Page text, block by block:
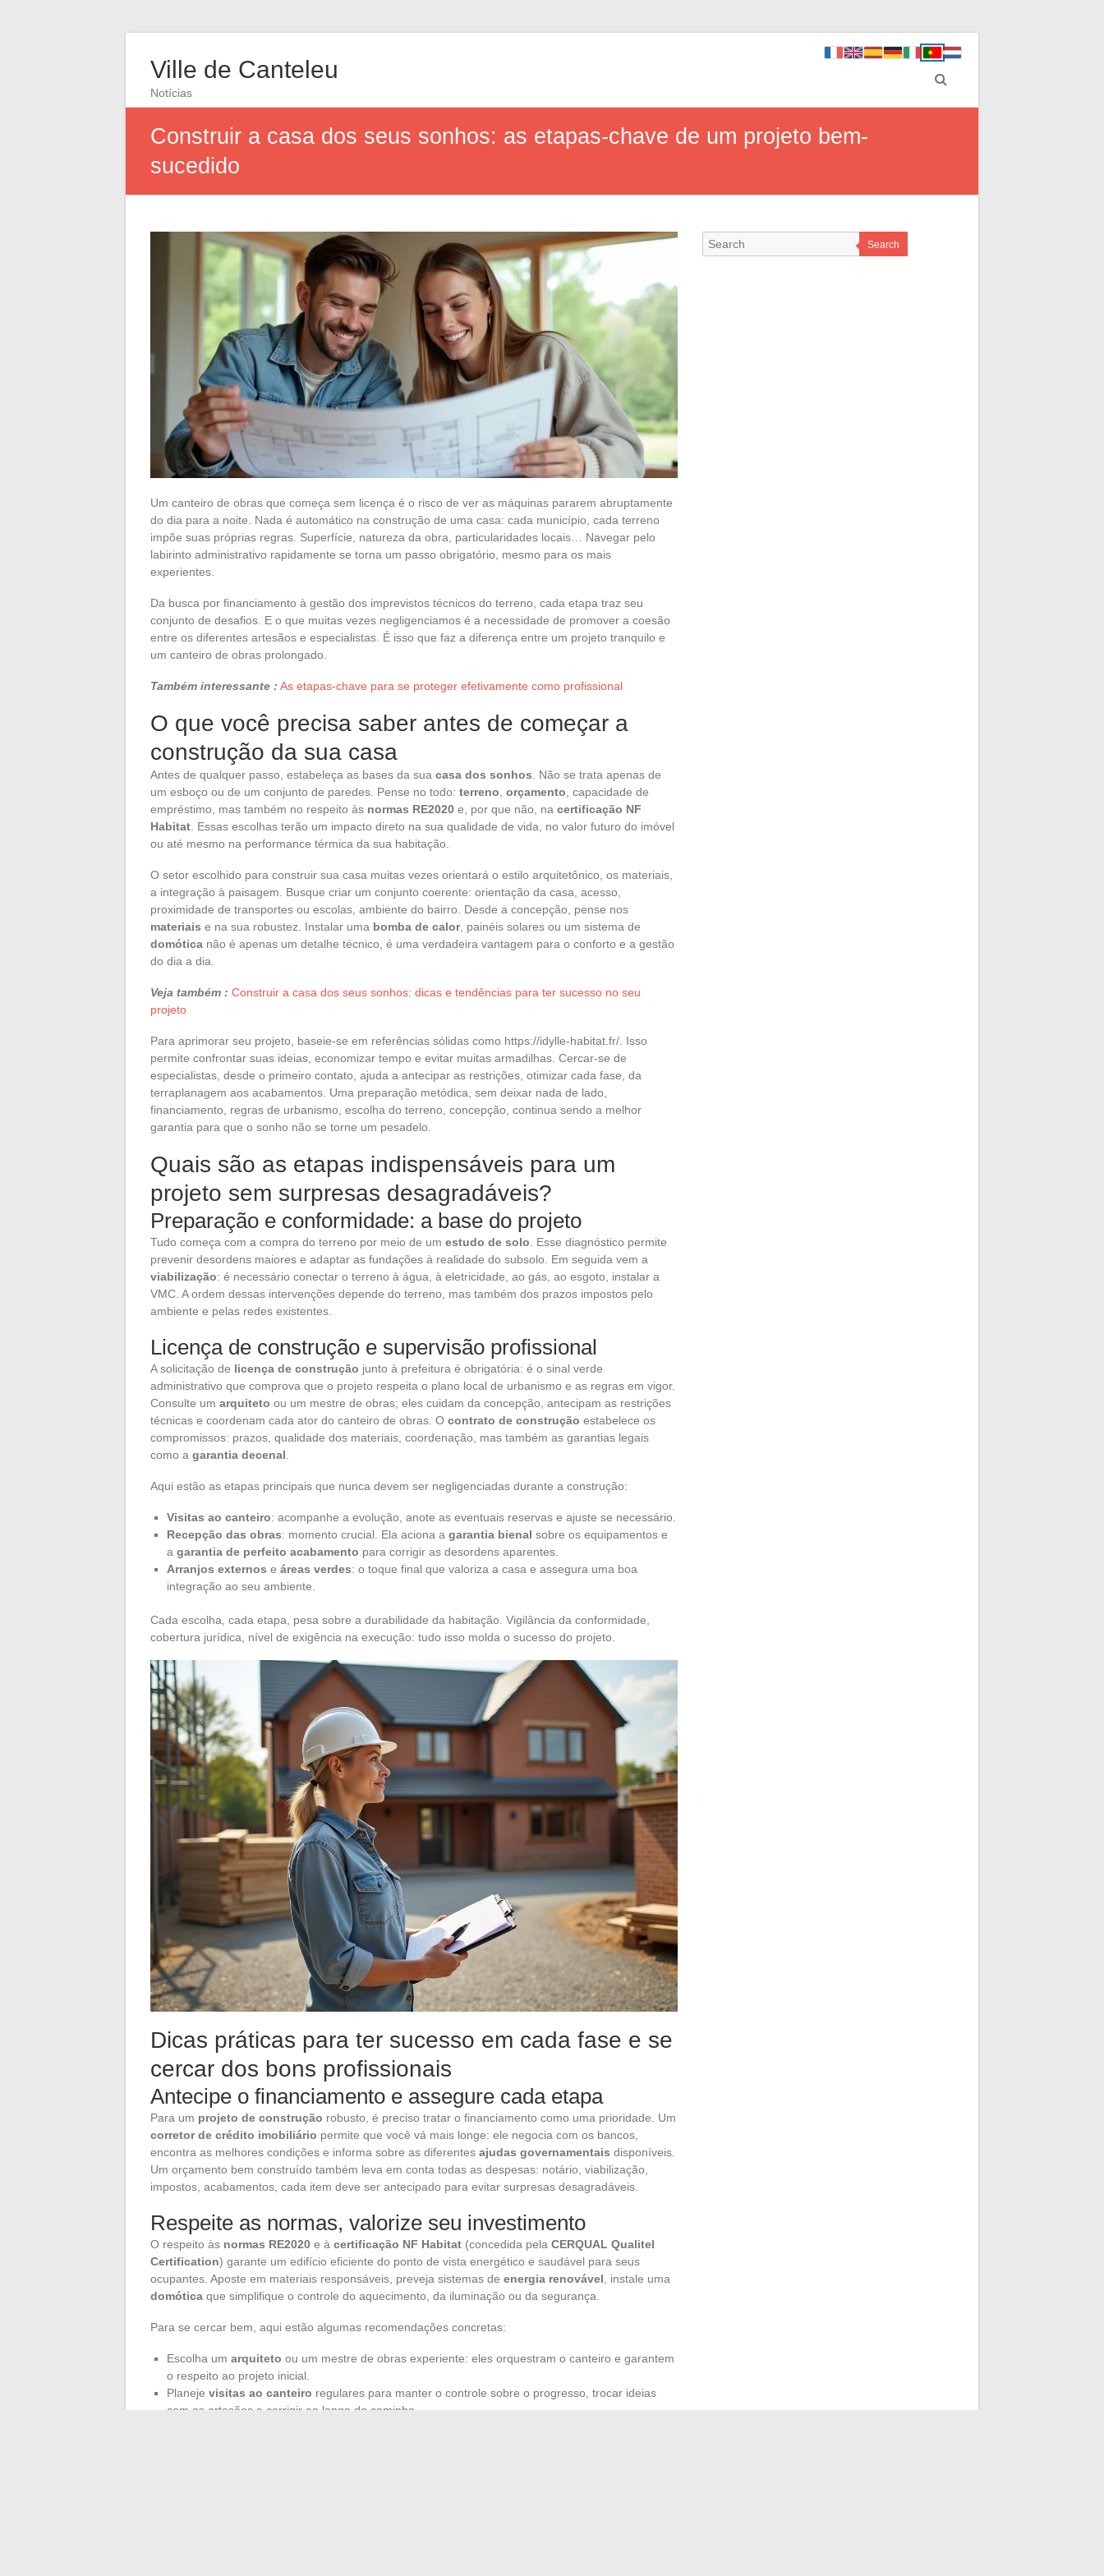
Ville de Canteleu
Notícias
Construir a casa dos seus sonhos: as etapas-chave de um projeto bem-
sucedido
Um canteiro de obras que começa sem licença é o risco de ver as máquinas pararem abruptamente
do dia para a noite. Nada é automático na construção de uma casa: cada município, cada terreno
impõe suas próprias regras. Superfície, natureza da obra, particularidades locais… Navegar pelo
labirinto administrativo rapidamente se torna um passo obrigatório, mesmo para os mais
experientes.
Da busca por financiamento à gestão dos imprevistos técnicos do terreno, cada etapa traz seu
conjunto de desafios. E o que muitas vezes negligenciamos é a necessidade de promover a coesão
entre os diferentes artesãos e especialistas. É isso que faz a diferença entre um projeto tranquilo e
um canteiro de obras prolongado.
Também interessante : As etapas-chave para se proteger efetivamente como profissional
O que você precisa saber antes de começar a
construção da sua casa
Antes de qualquer passo, estabeleça as bases da sua casa dos sonhos . Não se trata apenas de
um esboço ou de um conjunto de paredes. Pense no todo: terreno orçamento , capacidade de
empréstimo, mas também no respeito às normas RE2020 e, por que não, na certificação NF
Habitat . Essas escolhas terão um impacto direto na sua qualidade de vida, no valor futuro do imóvel
ou até mesmo na performance térmica da sua habitação.
O setor escolhido para construir sua casa muitas vezes orientará o estilo arquitetônico, os materiais,
a integração à paisagem. Busque criar um conjunto coerente: orientação da casa, acesso,
proximidade de transportes ou escolas, ambiente do bairro. Desde a concepção, pense nos
materiais e na sua robustez. Instalar uma bomba de calor, painéis solares ou um sistema de
domótica não é apenas um detalhe técnico, é uma verdadeira vantagem para o conforto e a gestão
do dia a dia.
Veja também : Construir a casa dos seus sonhos: dicas e tendências para ter sucesso no seu
projeto
Para aprimorar seu projeto, baseie-se em referências sólidas como https://idylle-habitat.fr/. Isso
permite confrontar suas ideias, economizar tempo e evitar muitas armadilhas. Cercar-se de
especialistas, desde o primeiro contato, ajuda a antecipar as restrições, otimizar cada fase, da
terraplanagem aos acabamentos. Uma preparação metódica, sem deixar nada de lado,
financiamento, regras de urbanismo, escolha do terreno, concepção, continua sendo a melhor
garantia para que o sonho não se torne um pesadelo.
Quais são as etapas indispensáveis para um
projeto sem surpresas desagradáveis?
Preparação e conformidade: a base do projeto
Tudo começa com a compra do terreno por meio de um estudo de solo . Esse diagnóstico permite
prevenir desordens maiores e adaptar as fundações à realidade do subsolo. Em seguida vem a
viabilização: é necessário conectar o terreno à água, à eletricidade, ao gás, ao esgoto, instalar a
VMC. A ordem dessas intervenções depende do terreno, mas também dos prazos impostos pelo
ambiente e pelas redes existentes.
Licença de construção e supervisão profissional
A solicitação de licença de construção junto à prefeitura é obrigatória: é o sinal verde
administrativo que comprova que o projeto respeita o plano local de urbanismo e as regras em vigor.
Consulte um arquiteto ou um mestre de obras; eles cuidam da concepção, antecipam as restrições
técnicas e coordenam cada ator do canteiro de obras. O contrato de construção estabelece os
compromissos: prazos, qualidade dos materiais, coordenação, mas também as garantias legais
como a garantia decenal
Aqui estão as etapas principais que nunca devem ser negligenciadas durante a construção:
Visitas ao canteiro: acompanhe a evolução, anote as eventuais reservas e ajuste se necessário.
Recepção das obras: momento crucial. Ela aciona a garantia bienal sobre os equipamentos e
a garantia de perfeito acabamento para corrigir as desordens aparentes.
Arranjos externos e áreas verdes: o toque final que valoriza a casa e assegura uma boa
integração ao seu ambiente.
Cada escolha, cada etapa, pesa sobre a durabilidade da habitação. Vigilância da conformidade,
cobertura jurídica, nível de exigência na execução: tudo isso molda o sucesso do projeto.
Dicas práticas para ter sucesso em cada fase e se
cercar dos bons profissionais
Antecipe o financiamento e assegure cada etapa
Para um projeto de construção robusto, é preciso tratar o financiamento como uma prioridade. Um
corretor de crédito imobiliário permite que você vá mais longe: ele negocia com os bancos,
encontra as melhores condições e informa sobre as diferentes ajudas governamentais disponíveis.
Um orçamento bem construído também leva em conta todas as despesas: notário, viabilização,
impostos, acabamentos, cada item deve ser antecipado para evitar surpresas desagradáveis.
Respeite as normas, valorize seu investimento
O respeito às normas RE2020 e à certificação NF Habitat (concedida pela CERQUAL Qualitel
Certification) garante um edifício eficiente do ponto de vista energético e saudável para seus
ocupantes. Aposte em materiais responsáveis, preveja sistemas de energia renovável , instale uma
domótica que simplifique o controle do aquecimento, da iluminação ou da segurança.
Para se cercar bem, aqui estão algumas recomendações concretas:
Escolha um arquiteto ou um mestre de obras experiente: eles orquestram o canteiro e garantem
o respeito ao projeto inicial.
Planeje visitas ao canteiro regulares para manter o controle sobre o progresso, trocar ideias
com os artesãos e corrigir ao longo do caminho.
Search